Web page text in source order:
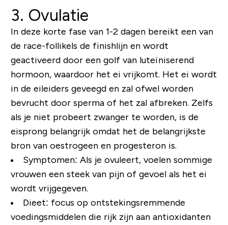
3. Ovulatie
In deze korte fase van 1-2 dagen bereikt een van
de race-follikels de finishlijn en wordt
geactiveerd door een golf van luteïniserend
hormoon, waardoor het ei vrijkomt. Het ei wordt
in de eileiders geveegd en zal ofwel worden
bevrucht door sperma of het zal afbreken. Zelfs
als je niet probeert zwanger te worden, is de
eisprong belangrijk omdat het de belangrijkste
bron van oestrogeen en progesteron is.
Symptomen: Als je ovuleert, voelen sommige
vrouwen een steek van pijn of gevoel als het ei
wordt vrijgegeven.
Dieet: focus op ontstekingsremmende
voedingsmiddelen die rijk zijn aan antioxidanten